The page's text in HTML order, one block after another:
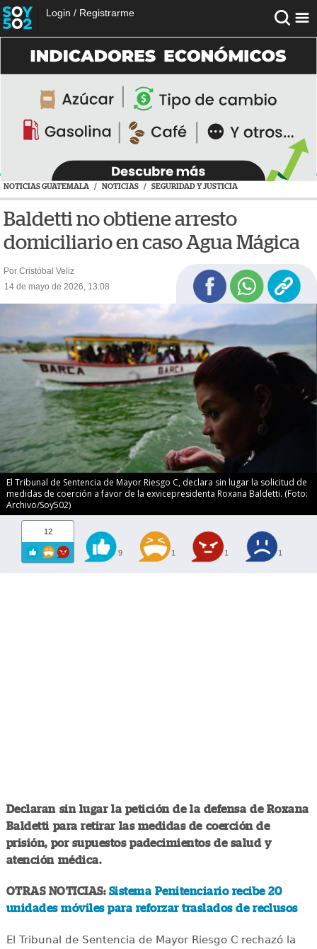
Login / Registrarme
NOTICIAS GUATEMALA / NOTICIAS / SEGURIDAD Y JUSTICIA
Baldetti no obtiene arresto
domiciliario en caso Agua Mágica
Por Cristóbal Veliz
14 de mayo de 2026, 13:08
El Tribunal de Sentencia de Mayor Riesgo C, declara sin lugar la solicitud de
medidas de coerción a favor de la exvicepresidenta Roxana Baldetti. (Foto:
Archivo/Soy502)
12
9 1 1 1
Declaran sin lugar la petición de la defensa de Roxana
Baldetti para retirar las medidas de coerción de
prisión, por supuestos padecimientos de salud y
atención médica.
OTRAS NOTICIAS: Sistema Penitenciario recibe 20
unidades móviles para reforzar traslados de reclusos
El Tribunal de Sentencia de Mayor Riesgo C rechazó la